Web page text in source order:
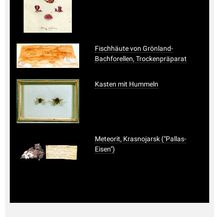
Fischhäute von Grönland-
Bachforellen, Trockenpräparat
Kasten mit Hummeln
Meteorit, Krasnojarsk ("Pallas-
Eisen")